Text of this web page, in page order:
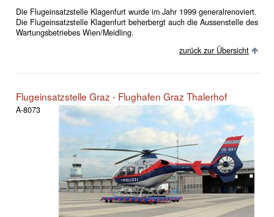
Die Flugeinsatzstelle Klagenfurt wurde im Jahr 1999 generalrenoviert.
Die Flugeinsatzstelle Klagenfurt beherbergt auch die Aussenstelle des
Wartungsbetriebes Wien/Meidling.
zurück zur Übersicht
Flugeinsatzstelle Graz - Flughafen Graz Thalerhof
A-8073